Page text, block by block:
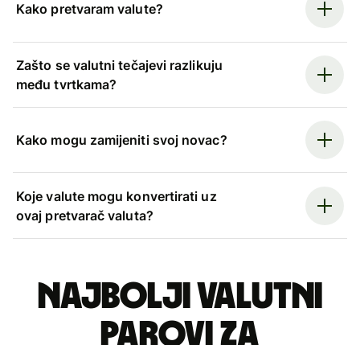
Kako pretvaram valute?
Zašto se valutni tečajevi razlikuju
među tvrtkama?
Kako mogu zamijeniti svoj novac?
Koje valute mogu konvertirati uz
ovaj pretvarač valuta?
Najbolji valutni
parovi za